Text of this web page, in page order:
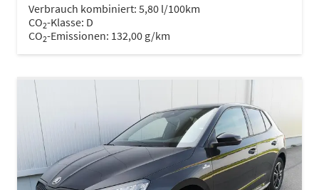
Verbrauch kombiniert: 5,80 l/100km
CO2-Klasse: D
CO2-Emissionen: 132,00 g/km